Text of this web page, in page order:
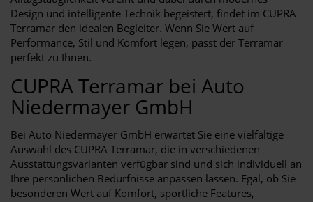
Design und intelligente Technik begeistert, findet im CUPRA
Terramar den idealen Begleiter. Wenn Sie Wert auf
Performance, Stil und Komfort legen, passt der Terramar
perfekt zu Ihnen.
CUPRA Terramar bei Auto
Niedermayer GmbH
Bei Auto Niedermayer GmbH erwartet Sie eine vielfältige
Auswahl des CUPRA Terramar, die in verschiedenen
Ausstattungsvarianten verfügbar sind und sich individuell an
Ihre persönlichen Bedürfnisse anpassen lassen. Egal, ob Sie
besonderen Wert auf Komfort, sportliche Features,